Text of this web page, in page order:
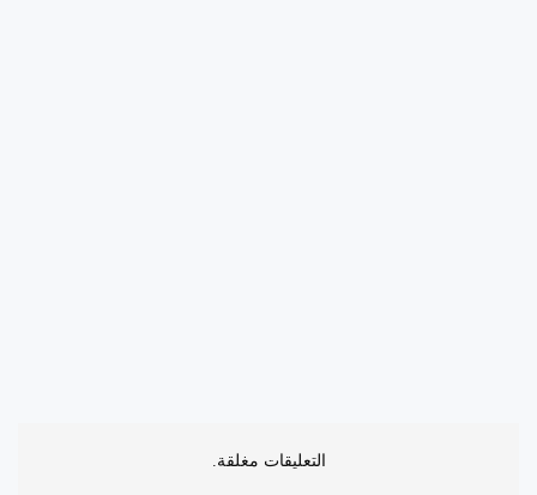
التعليقات مغلقة.